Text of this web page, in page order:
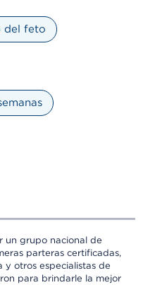
del feto
un grupo nacional de
parteras certificadas,
y otros especialistas de
para brindarle la mejor